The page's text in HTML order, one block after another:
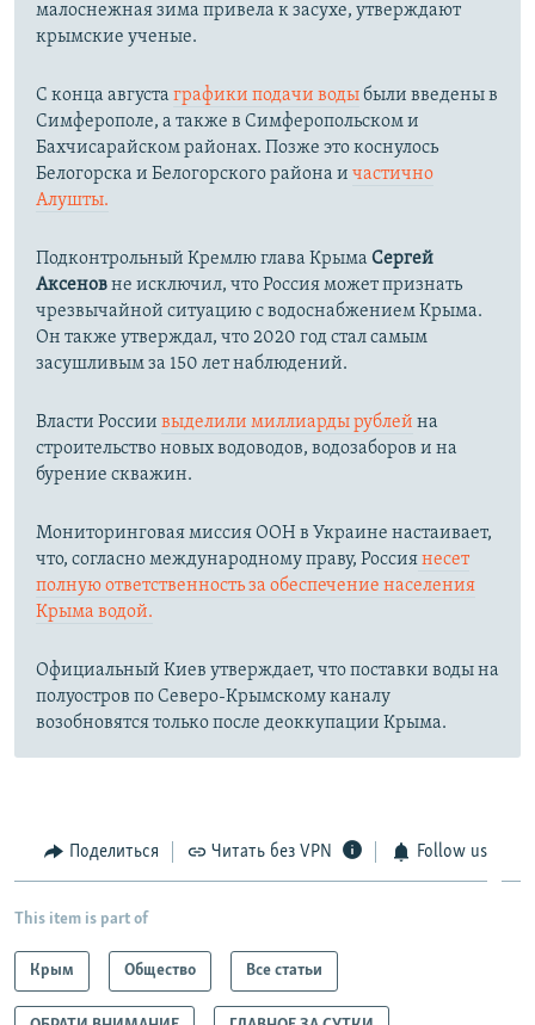
малоснежная зима привела к засухе, утверждают
крымские ученые.
С конца августа графики подачи водыбыли введены в
Симферополе, а также в Симферопольском и
Бахчисарайском районах. Позже это коснулось
Белогорска и Белогорского района и частично
Алушты.
Подконтрольный Кремлю глава Крыма Сергей
Аксеновне исключил, что Россия может признать
чрезвычайной ситуацию с водоснабжением Крыма.
Он также утверждал, что 2020 год стал самым
засушливым за 150 лет наблюдений.​
Власти России выделили миллиарды рублей на
строительство новых водоводов, водозаборов и на
бурение скважин.
Мониторинговая миссия ООН в Украине настаивает,
что, согласно международному праву, Россиянесет
полную ответственность за обеспечение населения
Крыма водой.
Официальный Киев утверждает, что поставки воды на
полуостров по Северо-Крымскому каналу
возобновятся только после деоккупации Крыма.
Поделиться Читать без VPN Follow us
This item is part of
Крым Общество Все статьи